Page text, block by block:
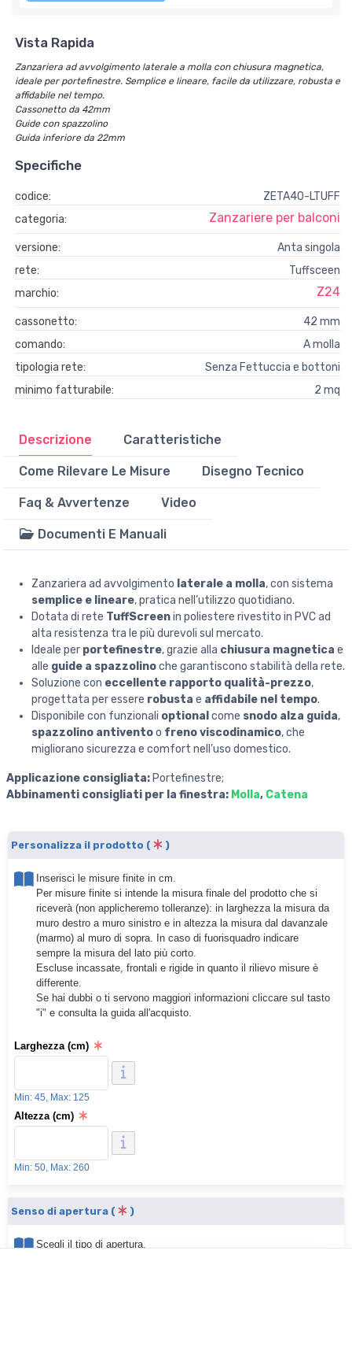
Vista Rapida
Zanzariera ad avvolgimento laterale a molla con chiusura magnetica,
ideale per portefinestre. Semplice e lineare, facile da utilizzare, robusta e
affidabile nel tempo.
Cassonetto da 42mm
Guide con spazzolino
Guida inferiore da 22mm
Specifiche
codice:
ZETA40-LTUFF
categoria:
Zanzariere per balconi
versione:
Anta singola
rete:
Tuffsceen
marchio:
Z24
cassonetto:
42 mm
comando:
A molla
tipologia rete:
Senza Fettuccia e bottoni
minimo fatturabile:
2 mq
Descrizione Caratteristiche
Come Rilevare Le Misure Disegno Tecnico
Faq & Avvertenze Video
Documenti E Manuali
Zanzariera ad avvolgimento laterale a molla, con sistema
semplice e lineare, pratica nell’utilizzo quotidiano.
Dotata di rete TuffScreenin poliestere rivestito in PVCad
alta resistenza tra le più durevoli sul mercato.
Ideale per portefinestre, grazie alla chiusura magnetica e
alle guide a spazzolinoche garantiscono stabilità della rete.
Soluzione con eccellente rapporto qualità-prezzo,
progettata per essere robusta e affidabile nel tempo.
Disponibile con funzionali optional come snodo alza guida,
spazzolino antiventoo freno viscodinamico, che
migliorano sicurezza e comfort nell’uso domestico.
Applicazione consigliata: Portefinestre;
Abbinamenti consigliati per la finestra: Molla, Catena
Personalizza il prodotto ( )
Inserisci le misure finite in cm.
Per misure finite si intende la misura finale del prodotto che si
riceverà (non applicheremo tolleranze): in larghezza la misura da
muro destro a muro sinistro e in altezza la misura dal davanzale
(marmo) al muro di sopra. In caso di fuorisquadro indicare
sempre la misura del lato più corto.
Escluse incassate, frontali e rigide in quanto il rilievo misure è
differente.
Se hai dubbi o ti servono maggiori informazioni cliccare sul tasto
"i" e consulta la guida all'acquisto.
Larghezza (cm)
Min: 45, Max: 125
Altezza (cm)
Min: 50, Max: 260
Senso di apertura ( )
Scegli il tipo di apertura.